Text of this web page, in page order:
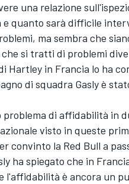
una relazione
quanto sarà difficile
ma sembra che
che si tratti di problemi
Hartley in Francia lo ha
di squadra Gasly è
problema di affidabilità in
visto in queste
convinto la Red Bull a
ha spiegato che in
l'affidabilità è ancora un